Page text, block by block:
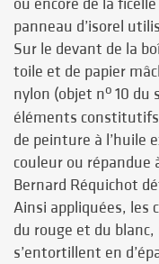
panneau d’isorel
Sur le devant de la
toile et de papier
nylon (objet no 10 du
éléments
de peinture à l’huile
couleur ou répandue
Bernard Réquichot
Ainsi appliquées, les
du rouge et du
s’entortillent en